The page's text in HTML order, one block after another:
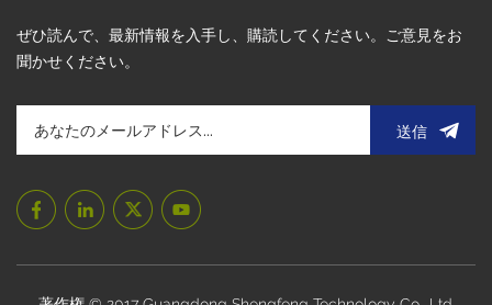
ぜひ読んで、最新情報を入手し、購読してください。ご意見をお
聞かせください。
送信